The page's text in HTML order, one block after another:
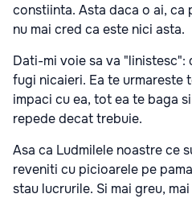
constiinta. Asta daca o ai, ca
nu mai cred ca este nici asta.
Dati-mi voie sa va
fugi nicaieri. Ea te urmareste
impaci cu ea, tot ea te baga
repede decat trebuie.
Asa ca Ludmilele noastre ce
reveniti cu picioarele pe
stau lucrurile. Si mai greu,